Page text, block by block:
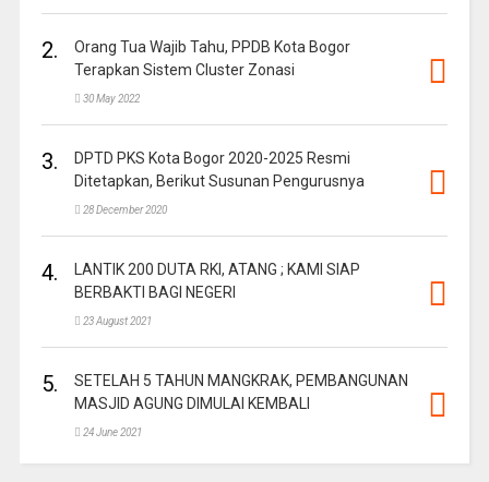
2.
Orang Tua Wajib Tahu, PPDB Kota Bogor
Terapkan Sistem Cluster Zonasi
30 May 2022
3.
DPTD PKS Kota Bogor 2020-2025 Resmi
Ditetapkan, Berikut Susunan Pengurusnya
28 December 2020
4.
LANTIK 200 DUTA RKI, ATANG ; KAMI SIAP
BERBAKTI BAGI NEGERI
23 August 2021
5.
SETELAH 5 TAHUN MANGKRAK, PEMBANGUNAN
MASJID AGUNG DIMULAI KEMBALI
24 June 2021